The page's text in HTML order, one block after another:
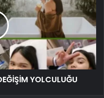
YOLCULUĞU